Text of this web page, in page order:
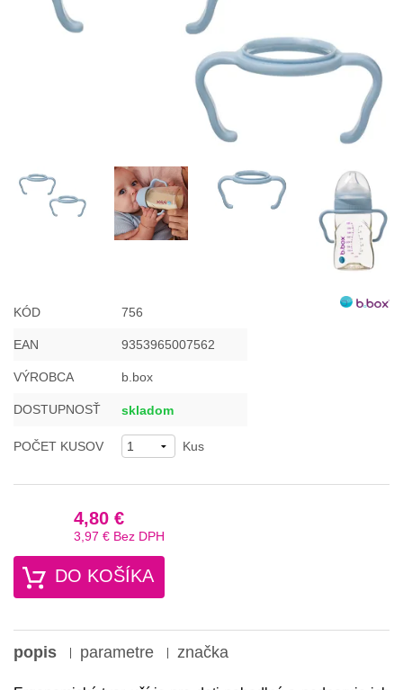
KÓD 756
EAN 9353965007562
VÝROBCA b.box
DOSTUPNOSŤ skladom
POČET KUSOV Kus
4,80 €
3,97 € Bez DPH
DO KOŠÍKA
popis parametre značka